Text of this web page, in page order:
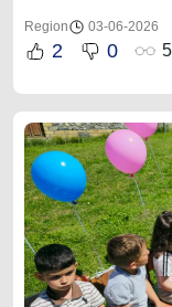
Region 03-06-2026
2 0